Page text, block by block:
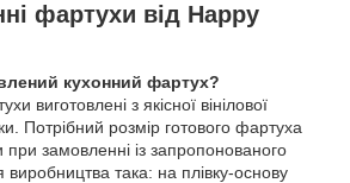
фартухи від Happy
кухонний фартух?
виготовлені з якісної вінілової
Потрібний розмір готового фартуха
замовленні із запропонованого
виробництва така: на плівку-основу